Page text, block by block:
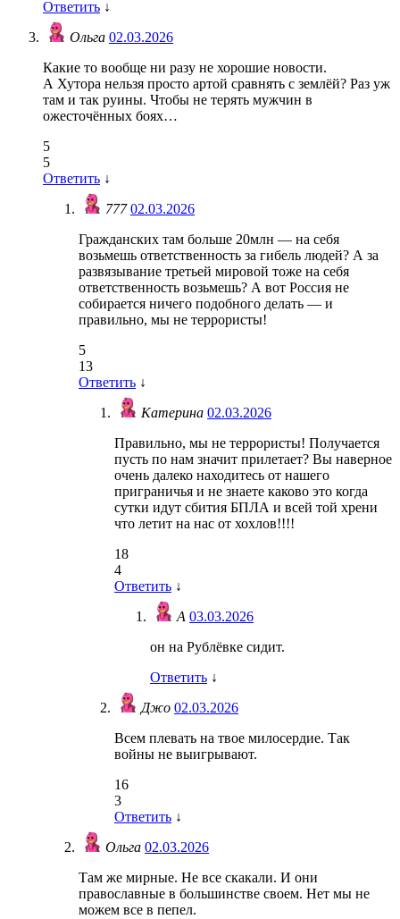
Ответить ↓
Ольга 02.03.2026
Какие то вообще ни разу не хорошие новости.
А Хутора нельзя просто артой сравнять с землëй? Раз уж
там и так руины. Чтобы не терять мужчин в
ожесточëнных боях…
5
5
Ответить ↓
77702.03.2026
Гражданских там больше 20млн — на себя
возьмешь ответственность за гибель людей? А за
развязывание третьей мировой тоже на себя
ответственность возьмешь? А вот Россия не
собирается ничего подобного делать — и
правильно, мы не террористы!
5
13
Ответить ↓
Катерина 02.03.2026
Правильно, мы не террористы! Получается
пусть по нам значит прилетает? Вы наверное
очень далеко находитесь от нашего
приграничья и не знаете каково это когда
сутки идут сбития БПЛА и всей той хрени
что летит на нас от хохлов!!!!
18
4
Ответить ↓
А 03.03.2026
он на Рублёвке сидит.
Ответить ↓
Джо 02.03.2026
Всем плевать на твое милосердие. Так
войны не выигрывают.
16
3
Ответить ↓
Ольга 02.03.2026
Там же мирные. Не все скакали. И они
православные в большинстве своем. Нет мы не
можем все в пепел.